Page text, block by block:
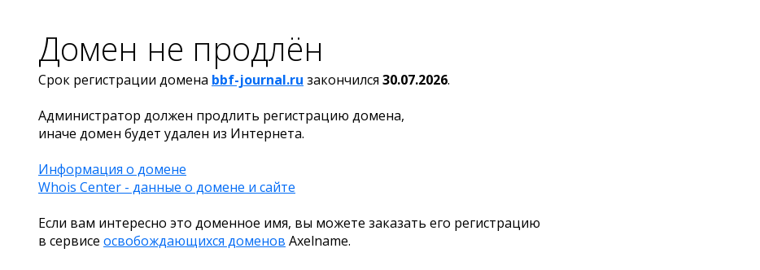
Домен не продлён
Срок регистрации домена bbf-journal.ru закончился 30.07.2026.
Администратор должен продлить регистрацию домена,
иначе домен будет удален из Интернета.
Информация о домене
Whois Center - данные о домене и сайте
Если вам интересно это доменное имя, вы можете заказать его регистрацию
в сервисе освобождающихся доменов Axelname.